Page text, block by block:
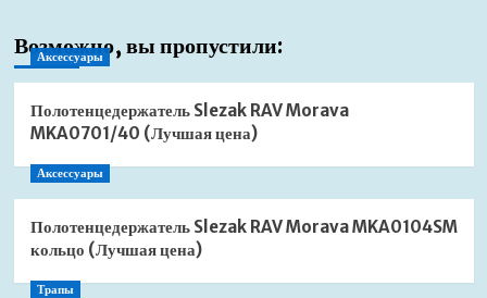
Возможно, вы пропустили:
Аксессуары
Полотенцедержатель Slezak RAV Morava
MKA0701/40 (Лучшая цена)
Аксессуары
Полотенцедержатель Slezak RAV Morava MKA0104SM
кольцо (Лучшая цена)
Трапы